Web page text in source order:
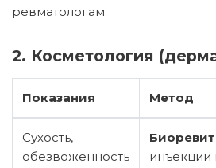
ревматологам.
2. Косметология
Показания Метод
Сухость,
обезвоженность
инъекции